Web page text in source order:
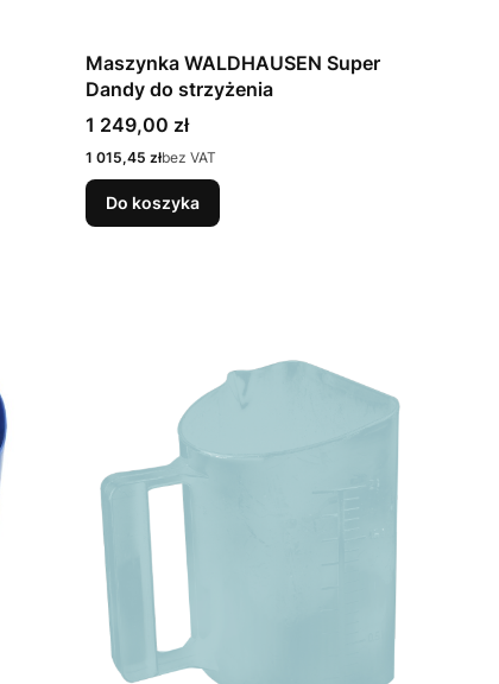
Maszynka WALDHAUSEN Super
Dandy do strzyżenia
Cena
1 249,00 zł
Cena
1 015,45 złbez VAT
Do koszyka